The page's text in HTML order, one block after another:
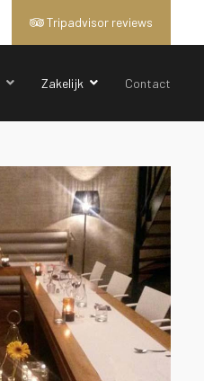
Tripadvisor reviews
Zakelijk Contact